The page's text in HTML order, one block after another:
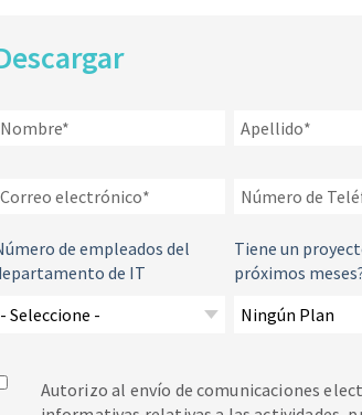
de empleados del
de IT
Tiene un
próximos
Autorizo al envío de comunicaciones